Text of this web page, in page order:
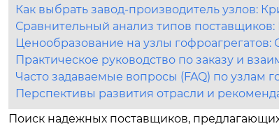
Как выбрать завод-производитель узлов:
Сравнительный анализ типов
Ценообразование на узлы гофроагрегатов:
Практическое руководство по заказу и
Часто задаваемые вопросы (FAQ) по узлам
Перспективы развития отрасли и
Поиск надежных поставщиков,